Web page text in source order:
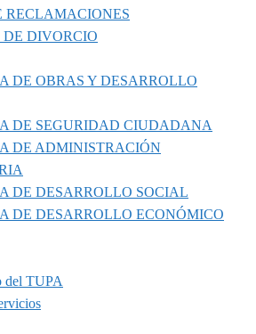
RECLAMACIONES
DIVORCIO
DE OBRAS Y DESARROLLO
DE SEGURIDAD CIUDADANA
DE ADMINISTRACIÓN
DE DESARROLLO SOCIAL
DE DESARROLLO ECONÓMICO
del TUPA